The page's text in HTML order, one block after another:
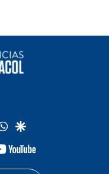
whatsapp
google
youtube-